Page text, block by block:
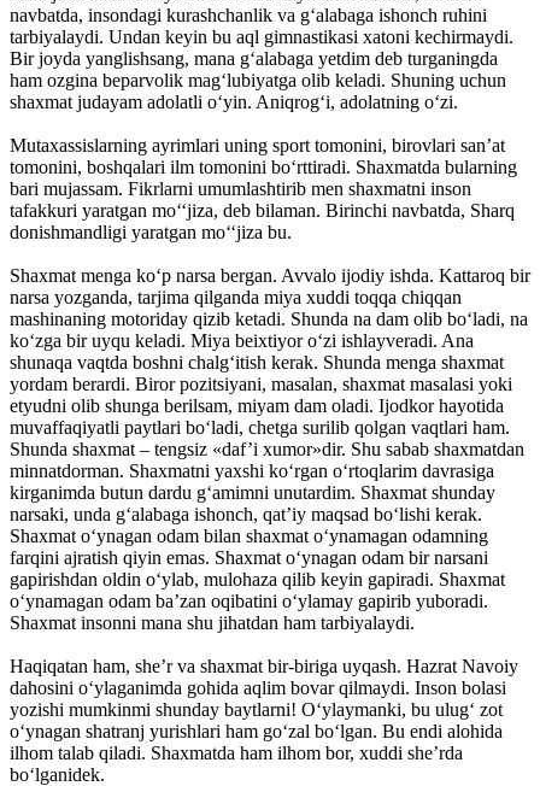
navbatda, insondagi kurashchanlik va g‘alabaga ishonch ruhini
tarbiyalaydi. Undan keyin bu aql gimnastikasi xatoni kechirmaydi.
Bir joyda yanglishsang, mana g‘alabaga yetdim deb turganingda
ham ozgina beparvolik mag‘lubiyatga olib keladi. Shuning uchun
shaxmat judayam adolatli o‘yin. Aniqrog‘i, adolatning o‘zi.
Mutaxassislarning ayrimlari uning sport tomonini, birovlari san’at
tomonini, boshqalari ilm tomonini bo‘rttiradi. Shaxmatda bularning
bari mujassam. Fikrlarni umumlashtirib men shaxmatni inson
tafakkuri yaratgan mo‘‘jiza, deb bilaman. Birinchi navbatda, Sharq
donishmandligi yaratgan mo‘‘jiza bu.
Shaxmat menga ko‘p narsa bergan. Avvalo ijodiy ishda. Kattaroq bir
narsa yozganda, tarjima qilganda miya xuddi toqqa chiqqan
mashinaning motoriday qizib ketadi. Shunda na dam olib bo‘ladi, na
ko‘zga bir uyqu keladi. Miya beixtiyor o‘zi ishlayveradi. Ana
shunaqa vaqtda boshni chalg‘itish kerak. Shunda menga shaxmat
yordam berardi. Biror pozitsiyani, masalan, shaxmat masalasi yoki
etyudni olib shunga berilsam, miyam dam oladi. Ijodkor hayotida
muvaffaqiyatli paytlari bo‘ladi, chetga surilib qolgan vaqtlari ham.
Shunda shaxmat – tengsiz «daf’i xumor»dir. Shu sabab shaxmatdan
minnatdorman. Shaxmatni yaxshi ko‘rgan o‘rtoqlarim davrasiga
kirganimda butun dardu g‘amimni unutardim. Shaxmat shunday
narsaki, unda g‘alabaga ishonch, qat’iy maqsad bo‘lishi kerak.
Shaxmat o‘ynagan odam bilan shaxmat o‘ynamagan odamning
farqini ajratish qiyin emas. Shaxmat o‘ynagan odam bir narsani
gapirishdan oldin o‘ylab, mulohaza qilib keyin gapiradi. Shaxmat
o‘ynamagan odam ba’zan oqibatini o‘ylamay gapirib yuboradi.
Shaxmat insonni mana shu jihatdan ham tarbiyalaydi.
Haqiqatan ham, she’r va shaxmat bir-biriga uyqash. Hazrat Navoiy
dahosini o‘ylaganimda gohida aqlim bovar qilmaydi. Inson bolasi
yozishi mumkinmi shunday baytlarni! O‘ylaymanki, bu ulug‘ zot
o‘ynagan shatranj yurishlari ham go‘zal bo‘lgan. Bu endi alohida
ilhom talab qiladi. Shaxmatda ham ilhom bor, xuddi she’rda
bo‘lganidek.